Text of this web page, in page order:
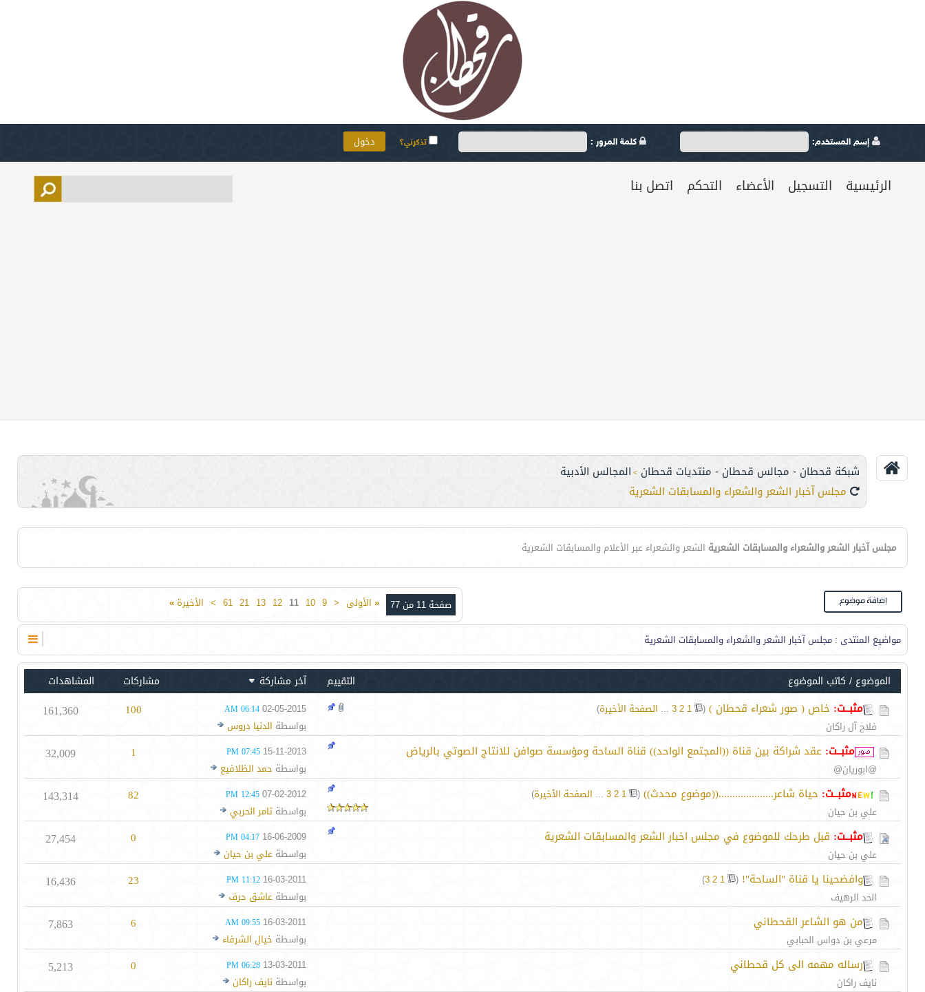
إسم المستخدم: كلمة المرور : تذكرني؟
الرئيسية التسجيل الأعضاء التحكم اتصل بنا
شبكة قحطان - مجالس قحطان - منتديات قحطان > المجالس الأدبية
مجلس آخبار الشعر والشعراء والمسابقات الشعرية
مجلس آخبار الشعر والشعراء والمسابقات الشعرية الشعر والشعراء عبر الأعلام والمسابقات الشعرية
صفحة 11 من 77 « الأولى <
9
10
11
12
13
21
61
> الأخيرة»
مواضيع المنتدى : مجلس آخبار الشعر والشعراء والمسابقات الشعرية
التقييم الموضوع / كاتب الموضوع آخر مشاركة مشاركات المشاهدات
مثبــت: خاص ( صور شعراء قحطان ) (
1
2
3
... الصفحة الأخيرة)
فلاح آل راكان
02-05-2015
06:14 AM
بواسطة الدنيا دروس
100
161,360
مثبــت: عقد شراكة بين قناة ((المجتمع الواحد)) قناة الساحة ومؤسسة صوافن للانتاج الصوتي بالرياض
@ابوريان@
15-11-2013
07:45 PM
بواسطة حمد الظلافيع
1
32,009
مثبــت: حياة شاعر....................((موضوع محدث)) (
1
2
3
... الصفحة الأخيرة)
علي بن حيان
07-02-2012
12:45 PM
بواسطةثامر الحربي
82
143,314
مثبــت: قبل طرحك للموضوع في مجلس اخبار الشعر والمسابقات الشعرية
علي بن حيان
16-06-2009
04:17 PM
بواسطةعلي بن حيان
0
27,454
وافضحينا يا قناة "الساحة"! (
1
2
3
)
الحد الرهيف
16-03-2011
11:12 PM
بواسطةعاشق حرف
23
16,436
من هو الشاعر القحطاني
مرعي بن دواس الحبابي
16-03-2011
09:55 AM
بواسطة خيال الشرفاء
6
7,863
رساله مهمه الى كل قحطاني
نايف راكان
13-03-2011
06:28 PM
بواسطة نايف راكان
0
5,213